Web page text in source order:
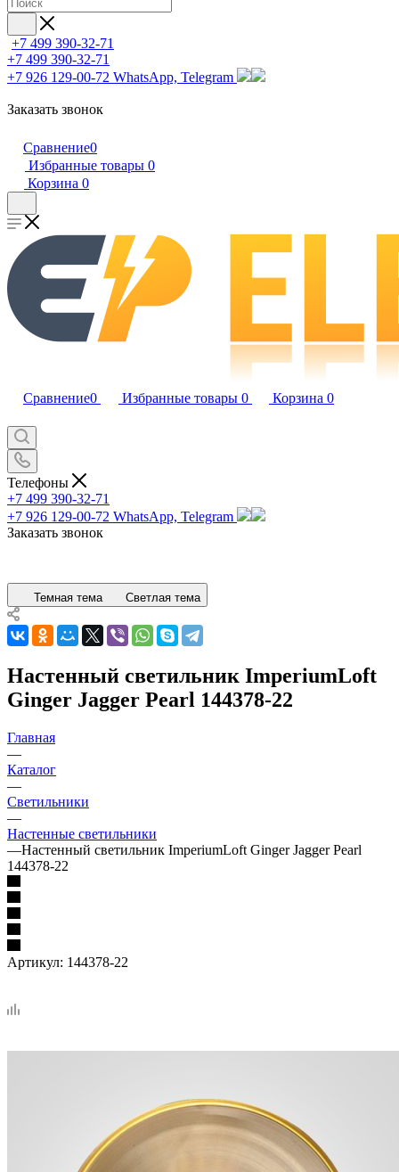
+7 499 390-32-71
+7 499 390-32-71
+7 926 129-00-72 WhatsApp, Telegram
Заказать звонок
Сравнение0
Избранные товары 0
Корзина 0
Сравнение0 Избранные товары 0 Корзина 0
Телефоны
+7 499 390-32-71
+7 926 129-00-72 WhatsApp, Telegram
Заказать звонок
Темная тема Светлая тема
Настенный светильник ImperiumLoft
Ginger Jagger Pearl 144378-22
Главная
—
Каталог
—
Светильники
—
Настенные светильники
—Настенный светильник ImperiumLoft Ginger Jagger Pearl
144378-22
Артикул: 144378-22